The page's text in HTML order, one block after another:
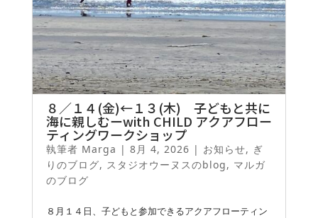
８／１４(金)←１３(木) 子どもと共に
海に親しむーwith CHILD アクアフロー
ティングワークショップ
執筆者 Marga | 8月 4, 2026 | お知らせ, ぎ
りのブログ, スタジオウーヌスのblog, マルガ
のブログ
８月１４日、子どもと参加できるアクアフローティン